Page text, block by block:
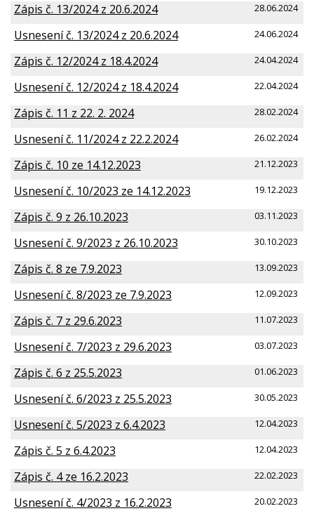
28.06.2024
Zápis č. 13/2024 z 20.6.2024
24.06.2024
Usnesení č. 13/2024 z 20.6.2024
24.04.2024
Zápis č. 12/2024 z 18.4.2024
22.04.2024
Usnesení č. 12/2024 z 18.4.2024
28.02.2024
Zápis č. 11 z 22. 2. 2024
26.02.2024
Usnesení č. 11/2024 z 22.2.2024
21.12.2023
Zápis č. 10 ze 14.12.2023
19.12.2023
Usnesení č. 10/2023 ze 14.12.2023
03.11.2023
Zápis č. 9 z 26.10.2023
30.10.2023
Usnesení č. 9/2023 z 26.10.2023
13.09.2023
Zápis č. 8 ze 7.9.2023
12.09.2023
Usnesení č. 8/2023 ze 7.9.2023
11.07.2023
Zápis č. 7 z 29.6.2023
03.07.2023
Usnesení č. 7/2023 z 29.6.2023
01.06.2023
Zápis č. 6 z 25.5.2023
30.05.2023
Usnesení č. 6/2023 z 25.5.2023
12.04.2023
Usnesení č. 5/2023 z 6.4.2023
12.04.2023
Zápis č. 5 z 6.4.2023
22.02.2023
Zápis č. 4 ze 16.2.2023
20.02.2023
Usnesení č. 4/2023 z 16.2.2023